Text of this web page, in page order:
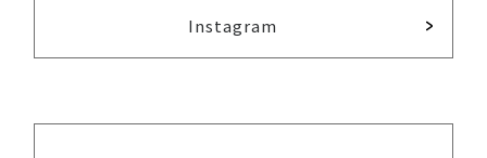
Instagram